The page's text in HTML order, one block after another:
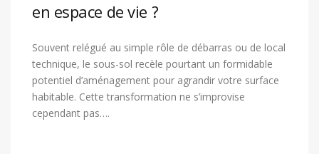
en espace de vie ?
Souvent relégué au simple rôle de débarras ou de local
technique, le sous-sol recèle pourtant un formidable
potentiel d’aménagement pour agrandir votre surface
habitable. Cette transformation ne s’improvise
cependant pas….